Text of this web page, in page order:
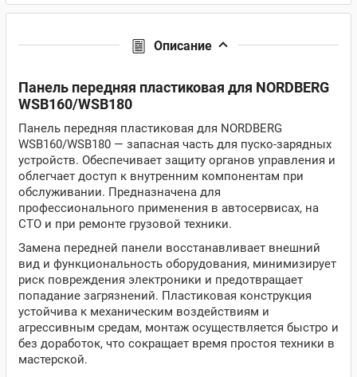
Описание
Панель передняя пластиковая для NORDBERG
WSB160/WSB180
Панель передняя пластиковая для NORDBERG
WSB160/WSB180 — запасная часть для пуско-зарядных
устройств. Обеспечивает защиту органов управления и
облегчает доступ к внутренним компонентам при
обслуживании. Предназначена для
профессионального применения в автосервисах, на
СТО и при ремонте грузовой техники.
Замена передней панели восстанавливает внешний
вид и функциональность оборудования, минимизирует
риск повреждения электроники и предотвращает
попадание загрязнений. Пластиковая конструкция
устойчива к механическим воздействиям и
агрессивным средам, монтаж осуществляется быстро и
без доработок, что сокращает время простоя техники в
мастерской.